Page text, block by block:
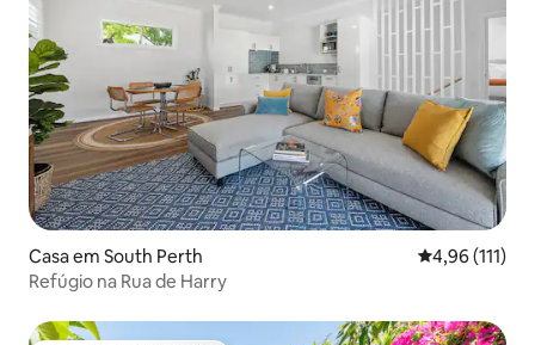
Casa em South Perth Classificação
4,96 (111)
Refúgio na Rua de Harry